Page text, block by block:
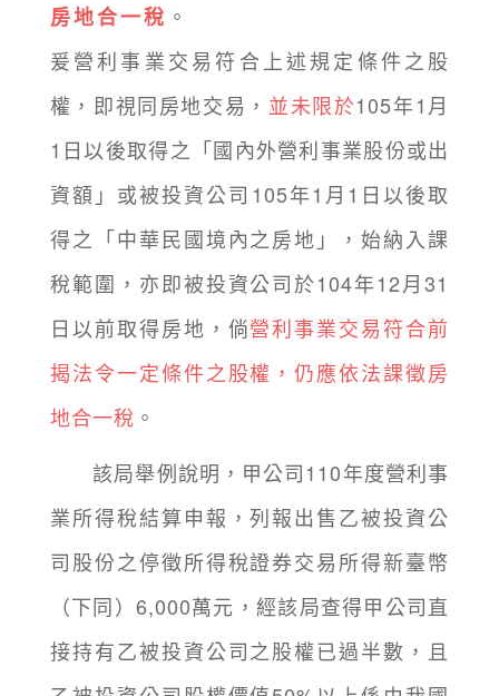
房地合一稅 。
爰營利事業交易符合上述規定條件之股
權，即視同房地交易， 並未限於105年1月
1日以後取得之「國內外營利事業股份或出
資額」或被投資公司105年1月1日以後取
得之「中華民國境內之房地」，始納入課
稅範圍，亦即被投資公司於104年12月31
日以前取得房地，倘營利事業交易符合前
揭法令一定條件之股權，仍應依法課徵房
地合一稅 。
該局舉例說明，甲公司110年度營利事
業所得稅結算申報，列報出售乙被投資公
司股份之停徵所得稅證券交易所得新臺幣
（下同）6,000萬元，經該局查得甲公司直
接持有乙被投資公司之股權已過半數，且